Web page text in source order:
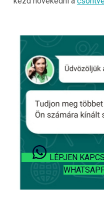
LÉPJEN